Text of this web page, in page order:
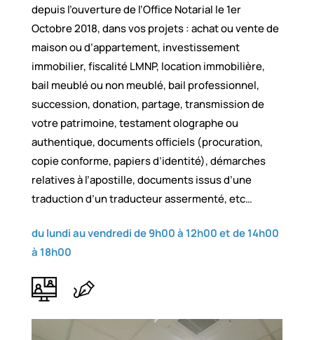
depuis l’ouverture de l’Office Notarial le 1er
Octobre 2018, dans vos projets : achat ou vente de
maison ou d’appartement, investissement
immobilier, fiscalité LMNP, location immobilière,
bail meublé ou non meublé, bail professionnel,
succession, donation, partage, transmission de
votre patrimoine, testament olographe ou
authentique, documents officiels (procuration,
copie conforme, papiers d’identité), démarches
relatives à l’apostille, documents issus d’une
traduction d’un traducteur assermenté, etc…
du lundi au vendredi de 9h00 à 12h00 et de 14h00
à 18h00